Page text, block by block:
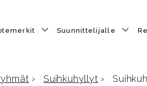
Suunnittelijalle
› Suihkuhyllyt ›